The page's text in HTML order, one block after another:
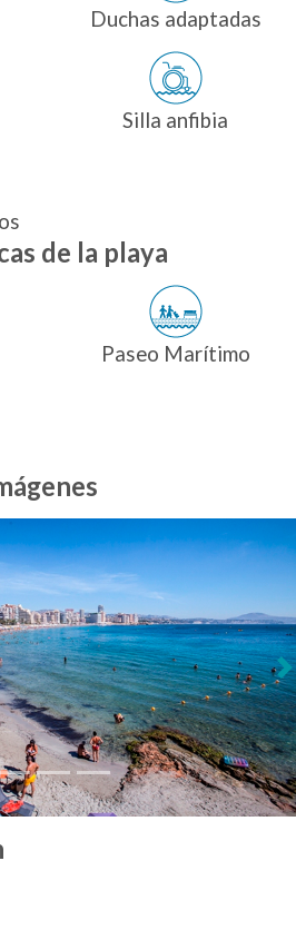
Duchas adaptadas
Silla anfibia
de la playa
Paseo Marítimo